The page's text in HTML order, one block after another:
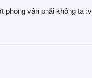
phong vân phải không ta :v